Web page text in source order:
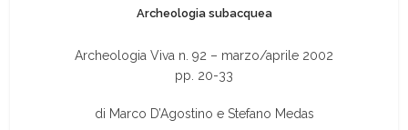
Archeologia subacquea
Archeologia Viva n. 92 – marzo/aprile 2002
pp. 20-33
di Marco D’Agostino e Stefano Medas